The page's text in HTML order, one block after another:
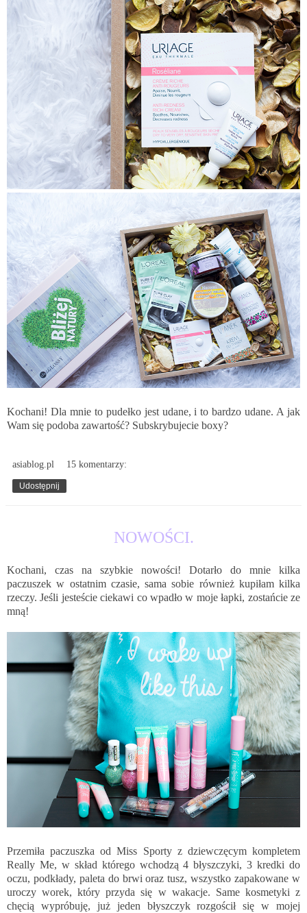
Kochani! Dla mnie to pudełko jest udane, i to bardzo udane. A jak
Wam się podoba zawartość? Subskrybujecie boxy?
asiablog.pl 15 komentarzy:
Udostępnij
NOWOŚCI.
Kochani, czas na szybkie nowości! Dotarło do mnie kilka
paczuszek w ostatnim czasie, sama sobie również kupiłam kilka
rzeczy. Jeśli jesteście ciekawi co wpadło w moje łapki, zostańcie ze
mną!
Przemiła paczuszka od Miss Sporty z dziewczęcym kompletem
Really Me, w skład którego wchodzą 4 błyszczyki, 3 kredki do
oczu, podkłady, paleta do brwi oraz tusz, wszystko zapakowane w
uroczy worek, który przyda się w wakacje. Same kosmetyki z
chęcią wypróbuję, już jeden błyszczyk rozgościł się w mojej